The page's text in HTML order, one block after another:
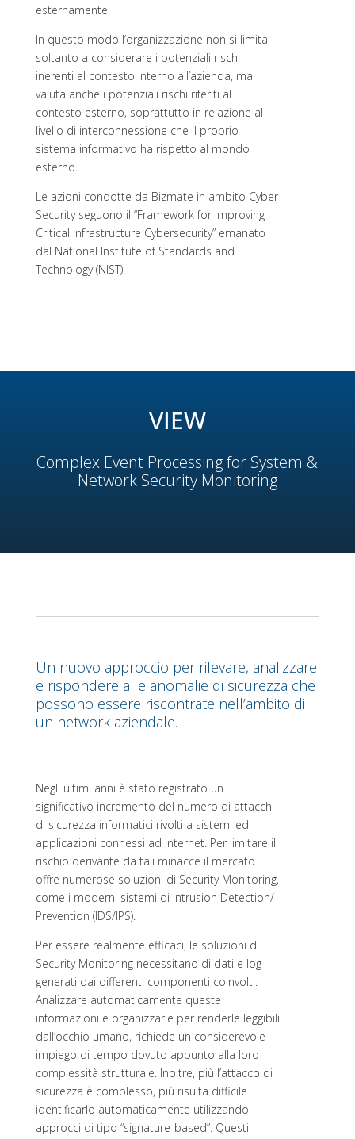
esternamente.
In questo modo l’organizzazione non si limita
soltanto a considerare i potenziali rischi
inerenti al contesto interno all’azienda, ma
valuta anche i potenziali rischi riferiti al
contesto esterno, soprattutto in relazione al
livello di interconnessione che il proprio
sistema informativo ha rispetto al mondo
esterno.
Le azioni condotte da Bizmate in ambito Cyber
Security seguono il “Framework for Improving
Critical Infrastructure Cybersecurity” emanato
dal National Institute of Standards and
Technology (NIST).
VIEW
Complex Event Processing for System &
Network Security Monitoring
Un nuovo approccio per rilevare, analizzare
e rispondere alle anomalie di sicurezza che
possono essere riscontrate nell’ambito di
un network aziendale.
Negli ultimi anni è stato registrato un
significativo incremento del numero di attacchi
di sicurezza informatici rivolti a sistemi ed
applicazioni connessi ad Internet. Per limitare il
rischio derivante da tali minacce il mercato
offre numerose soluzioni di Security Monitoring,
come i moderni sistemi di Intrusion Detection/
Prevention (IDS/IPS).
Per essere realmente efficaci, le soluzioni di
Security Monitoring necessitano di dati e log
generati dai differenti componenti coinvolti.
Analizzare automaticamente queste
informazioni e organizzarle per renderle leggibili
dall’occhio umano, richiede un considerevole
impiego di tempo dovuto appunto alla loro
complessità strutturale. Inoltre, più l’attacco di
sicurezza è complesso, più risulta difficile
identificarlo automaticamente utilizzando
approcci di tipo “signature-based”. Questi